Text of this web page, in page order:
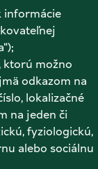
informácie
ktorú možno
odkazom na
lokalizačné
na jeden či
fyziologickú,
alebo sociálnu